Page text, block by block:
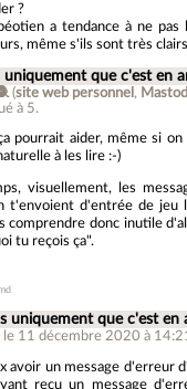
?
a tendance à ne pas
même s'ils sont très
uniquement que c'est en
(site web personnel ,
à 5.
pourrait aider, même si on
à les lire :-)
visuellement, les
t'envoient d'entrée de jeu
comprendre donc inutile
tu reçois ça".
uniquement que c'est en
le 11 décembre 2020 à 14:21
avoir un message d'erreur
reçu un message